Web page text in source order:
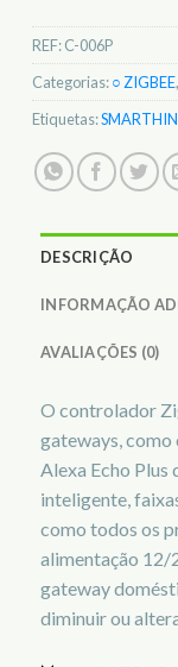
REF:C-006P
Categorias:○ ZIGBEE,
Etiquetas:
DESCRIÇÃO
INFORMAÇÃO
AVALIAÇÕES (0)
O controlador
gateways, como
Alexa Echo
inteligente,
como todos os
alimentação 12/
gateway
diminuir ou